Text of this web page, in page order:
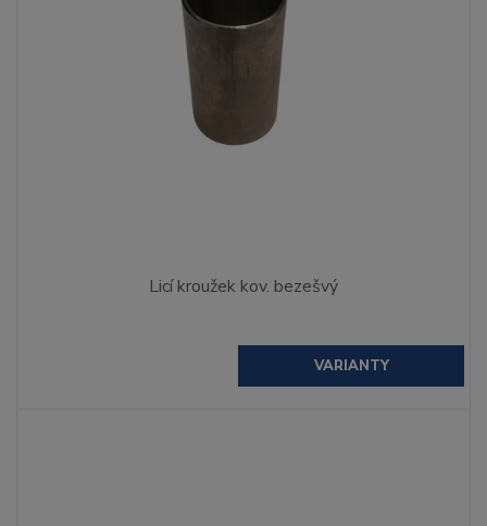
Licí kroužek kov. bezešvý
VARIANTY